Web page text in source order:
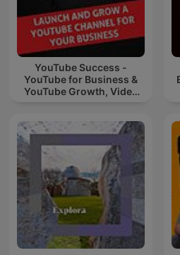
YouTube Success -
YouTube for Business &
YouTube Growth, Video